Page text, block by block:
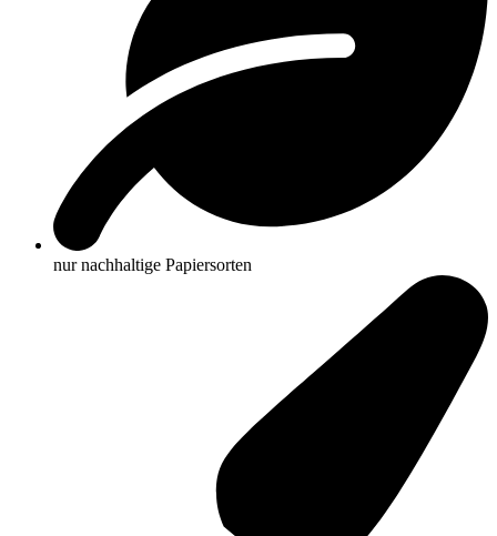
nur nachhaltige Papiersorten